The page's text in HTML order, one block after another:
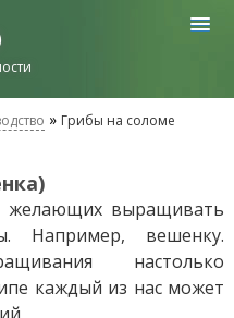
» Грибы на соломе
желающих выращивать
Например, вешенку.
настолько
каждый из нас может